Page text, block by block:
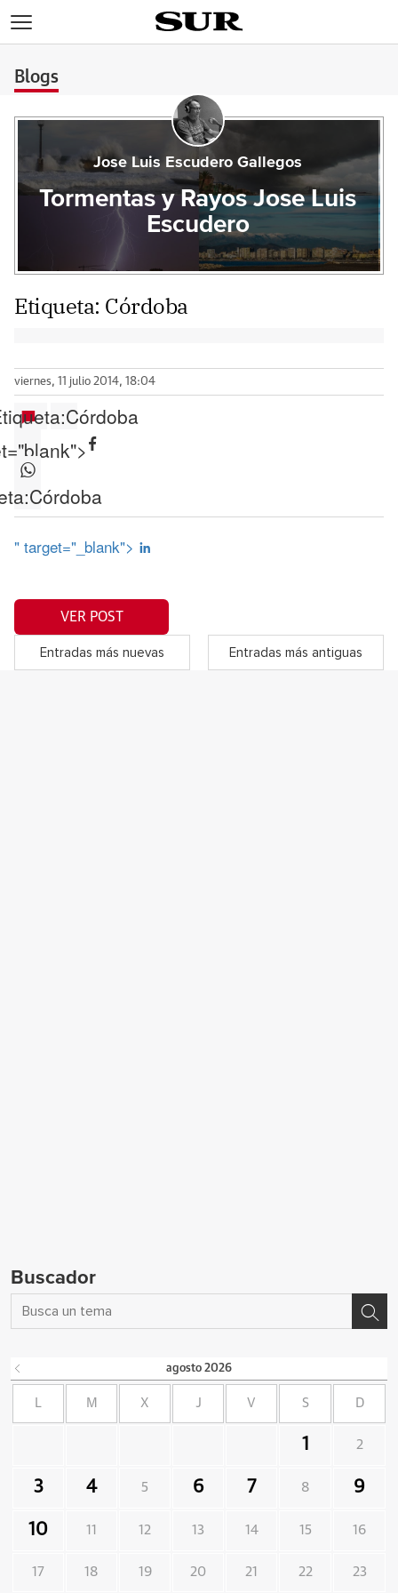
Blogs
Jose Luis Escudero Gallegos
Tormentas y Rayos Jose Luis
Escudero
Etiqueta: Córdoba
viernes, 11 julio 2014, 18:04
Córdoba
Córdoba
" target="_blank">
VER POST
Entradas más nuevas Entradas más antiguas
Buscador
agosto 2026
L M X J V S D
1 2
3 4 5 6 7 8 9
10 11 12 13 14 15 16
17 18 19 20 21 22 23